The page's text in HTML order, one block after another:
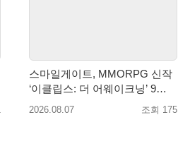
스마일게이트, MMORPG 신작
‘이클립스: 더 어웨이크닝’ 9월
10일 론칭!
2026.08.07 조회 175